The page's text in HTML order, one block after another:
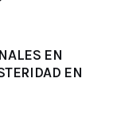
EN
EN